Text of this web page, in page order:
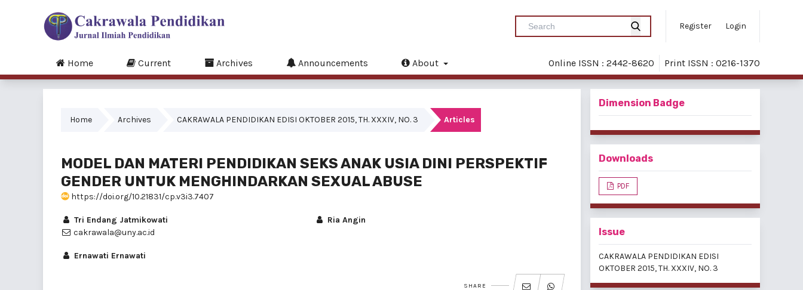
Register Login
Home Current Archives Announcements About Online ISSN : 2442-8620 Print ISSN : 0216-1370
Home Archives CAKRAWALA PENDIDIKAN EDISI OKTOBER 2015, TH. XXXIV, NO. 3 Articles
MODEL DAN MATERI PENDIDIKAN SEKS ANAK USIA DINI PERSPEKTIF
GENDER UNTUK MENGHINDARKAN SEXUAL ABUSE
https://doi.org/10.21831/cp.v3i3.7407
Tri Endang Jatmikowati
cakrawala@uny.ac.id
Ria Angin
Ernawati Ernawati
SHARE
Dimension Badge
Downloads
PDF
Issue
CAKRAWALA PENDIDIKAN EDISI
OKTOBER 2015, TH. XXXIV, NO. 3